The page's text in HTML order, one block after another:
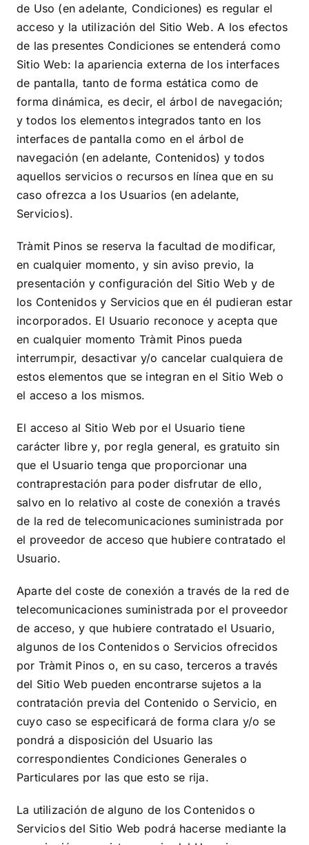
de Uso (en adelante, Condiciones) es regular el
acceso y la utilización del Sitio Web. A los efectos
de las presentes Condiciones se entenderá como
Sitio Web: la apariencia externa de los interfaces
de pantalla, tanto de forma estática como de
forma dinámica, es decir, el árbol de navegación;
y todos los elementos integrados tanto en los
interfaces de pantalla como en el árbol de
navegación (en adelante, Contenidos) y todos
aquellos servicios o recursos en línea que en su
caso ofrezca a los Usuarios (en adelante,
Servicios).
Tràmit Pinos se reserva la facultad de modificar,
en cualquier momento, y sin aviso previo, la
presentación y configuración del Sitio Web y de
los Contenidos y Servicios que en él pudieran estar
incorporados. El Usuario reconoce y acepta que
en cualquier momento Tràmit Pinos pueda
interrumpir, desactivar y/o cancelar cualquiera de
estos elementos que se integran en el Sitio Web o
el acceso a los mismos.
El acceso al Sitio Web por el Usuario tiene
carácter libre y, por regla general, es gratuito sin
que el Usuario tenga que proporcionar una
contraprestación para poder disfrutar de ello,
salvo en lo relativo al coste de conexión a través
de la red de telecomunicaciones suministrada por
el proveedor de acceso que hubiere contratado el
Usuario.
Aparte del coste de conexión a través de la red de
telecomunicaciones suministrada por el proveedor
de acceso, y que hubiere contratado el Usuario,
algunos de los Contenidos o Servicios ofrecidos
por Tràmit Pinos o, en su caso, terceros a través
del Sitio Web pueden encontrarse sujetos a la
contratación previa del Contenido o Servicio, en
cuyo caso se especificará de forma clara y/o se
pondrá a disposición del Usuario las
correspondientes Condiciones Generales o
Particulares por las que esto se rija.
La utilización de alguno de los Contenidos o
Servicios del Sitio Web podrá hacerse mediante la